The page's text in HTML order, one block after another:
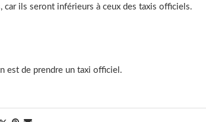
car ils seront inférieurs à ceux des taxis officiels.
est de prendre un taxi officiel.